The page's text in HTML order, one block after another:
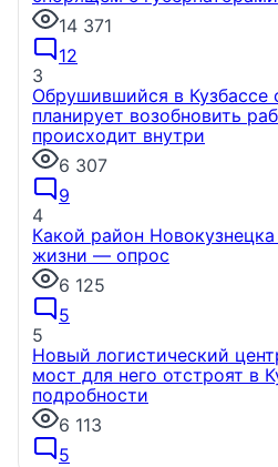
14 371
12
3
Обрушившийся в Кузбассе
планирует возобновить
происходит внутри
6 307
9
4
Какой район
жизни — опрос
6 125
5
5
Новый логистический
мост для него отстроят в
подробности
6 113
5